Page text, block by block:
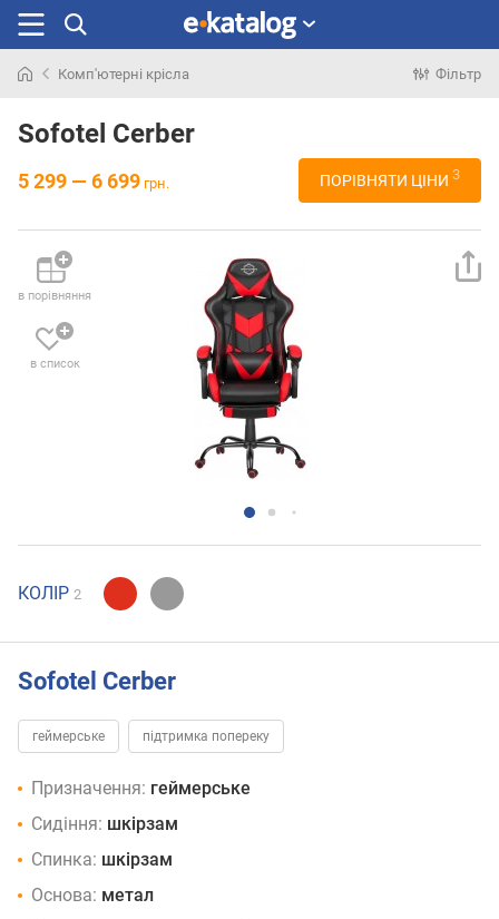
раніше
Комп'ютерні крісла Фільтр
Sofotel Cerber
5 299 — 6 699 грн. ПОРІВНЯТИ ЦІНИ 3
в порівняння
в список
КОЛІР 2
Sofotel Cerber
геймерське підтримка попереку
Призначення: геймерське
Сидіння: шкірзам
Спинка: шкірзам
Основа: метал